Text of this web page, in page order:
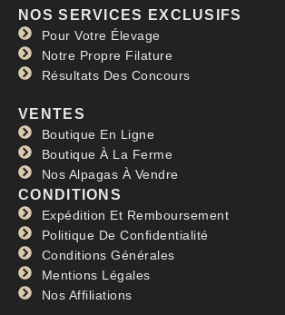
NOS SERVICES EXCLUSIFS
Pour Votre Élevage
Notre Propre Filature
Résultats Des Concours
VENTES
Boutique En Ligne
Boutique À La Ferme
Nos Alpagas À Vendre
CONDITIONS
Expédition Et Remboursement
Politique De Confidentialité
Conditions Générales
Mentions Légales
Nos Affiliations